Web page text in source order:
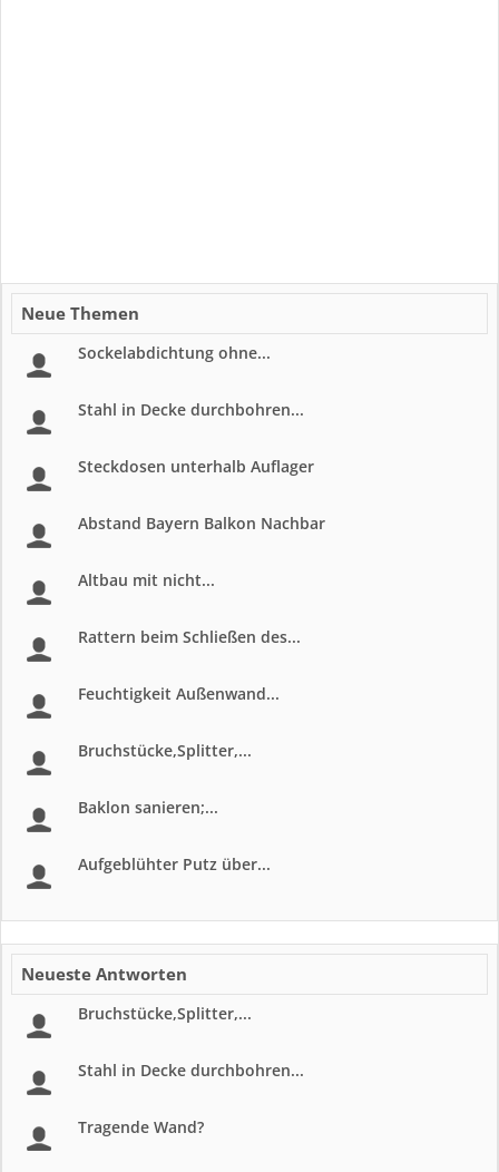
Neue Themen
Sockelabdichtung ohne...
Stahl in Decke durchbohren...
Steckdosen unterhalb Auflager
Abstand Bayern Balkon Nachbar
Altbau mit nicht...
Rattern beim Schließen des...
Feuchtigkeit Außenwand...
Bruchstücke,Splitter,...
Baklon sanieren;...
Aufgeblühter Putz über...
Neueste Antworten
Bruchstücke,Splitter,...
Stahl in Decke durchbohren...
Tragende Wand?